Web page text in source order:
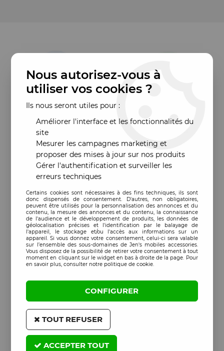
Nous autorisez-vous à
utiliser vos cookies ?
Ils nous seront utiles pour :
Améliorer l'interface et les fonctionnalités du
site
Mesurer les campagnes marketing et
proposer des mises à jour sur nos produits
Gérer l'authentification et surveiller les
erreurs techniques
Certains cookies sont nécessaires à des fins techniques, ils sont
donc dispensés de consentement. D'autres, non obligatoires,
peuvent être utilisés pour la personnalisation des annonces et du
contenu, la mesure des annonces et du contenu, la connaissance
de l'audience et le développement de produits, les données de
géolocalisation précises et l'identification par le balayage de
l'appareil, le stockage et/ou l'accès aux informations sur un
appareil. Si vous donnez votre consentement, celui-ci sera valable
sur l’ensemble des sous-domaines de Jen's mobiles accessories.
Vous disposez de la possibilité de retirer votre consentement à tout
moment en cliquant sur le widget en bas à droite de la page. Pour
en savoir plus, consulter notre politique de cookie.
CONFIGURER
TOUT REFUSER
ACCEPTER TOUT